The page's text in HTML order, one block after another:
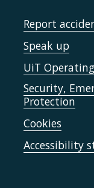
Report
Speak up
UiT
Security,
Protection
Cookies
Accessibility